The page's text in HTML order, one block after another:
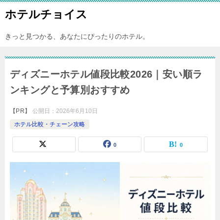
ホテルチョイス
きっと見つかる、あなたにぴったりのホテル。
ディズニーホテル値段比較2026｜安い順ラ
ンキングと予算別おすすめ
【PR】 公開日：2026年6月10日
ホテル比較・チェーン攻略
0 0